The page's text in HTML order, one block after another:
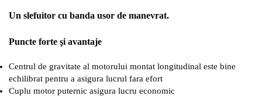
Un slefuitor cu banda usor de manevrat.
Puncte forte şi avantaje
Centrul de gravitate al motorului montat longitudinal este bine
echilibrat pentru a asigura lucrul fara efort
Cuplu motor puternic asigura lucru economic